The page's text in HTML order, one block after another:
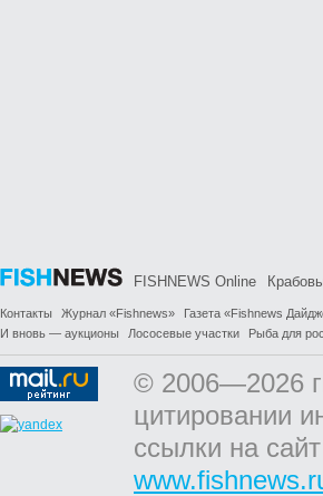
FISHNEWS Online
Контакты Журнал «Fishnews» Газета «Fishnews
И вновь — аукционы
Лососевые участки Рыба для
© 2006—2026
цитировании
ссылки на сайт